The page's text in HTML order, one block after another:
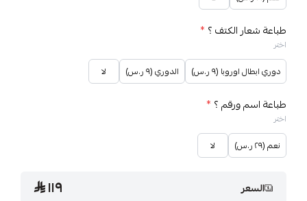
طباعة شعار الكتف ؟ *
اختر
دوري ابطال اوروبا (٩ ر.س) الدوري (٩ ر.س) لا
طباعة اسم ورقم ؟ *
اختر
نعم (٢٩ ر.س) لا
السعر ١١٩